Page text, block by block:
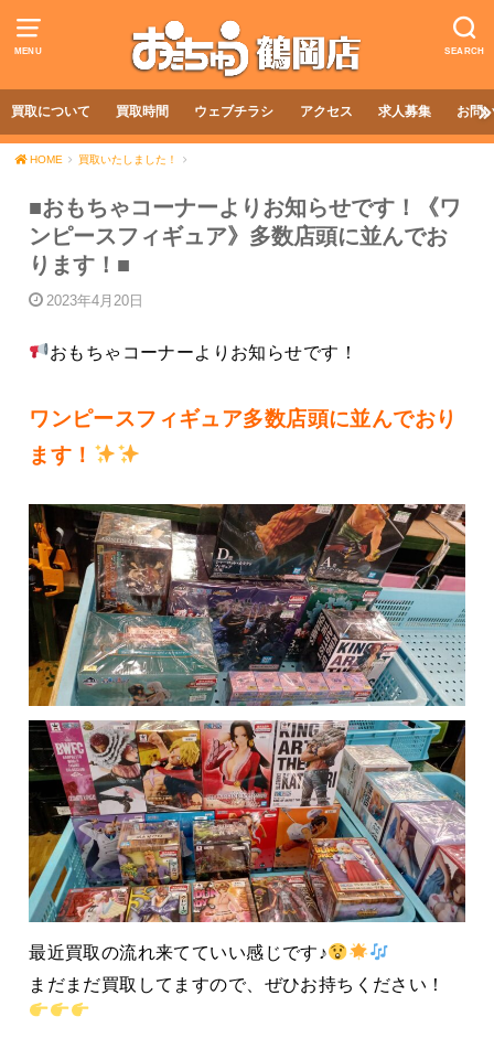
MENU SEARCH
買取について 買取時間 ウェブチラシ アクセス 求人募集 お問
HOME 買取いたしました！
■おもちゃコーナーよりお知らせです！《ワ
ンピースフィギュア》多数店頭に並んでお
ります！■
2023年4月20日
おもちゃコーナーよりお知らせです！
ワンピースフィギュア多数店頭に並んでおり
ます！
最近買取の流れ来てていい感じです♪
まだまだ買取してますので、ぜひお持ちください！